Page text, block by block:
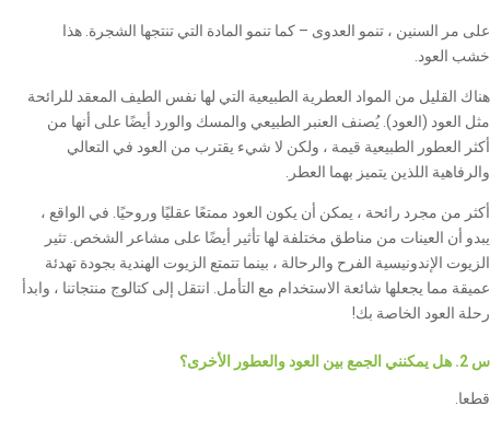
على مر السنين ، تنمو العدوى – كما تنمو المادة التي تنتجها الشجرة. هذا
خشب العود.
هناك القليل من المواد العطرية الطبيعية التي لها نفس الطيف المعقد للرائحة
مثل العود (العود). يُصنف العنبر الطبيعي والمسك والورد أيضًا على أنها من
أكثر العطور الطبيعية قيمة ، ولكن لا شيء يقترب من العود في التعالي
والرفاهية اللذين يتميز بهما العطر.
أكثر من مجرد رائحة ، يمكن أن يكون العود ممتعًا عقليًا وروحيًا. في الواقع ،
يبدو أن العينات من مناطق مختلفة لها تأثير أيضًا على مشاعر الشخص. تثير
الزيوت الإندونيسية الفرح والرحالة ، بينما تتمتع الزيوت الهندية بجودة تهدئة
عميقة مما يجعلها شائعة الاستخدام مع التأمل. انتقل إلى كتالوج منتجاتنا ، وابدأ
رحلة العود الخاصة بك!
س 2. هل يمكنني الجمع بين العود والعطور الأخرى؟
قطعا.